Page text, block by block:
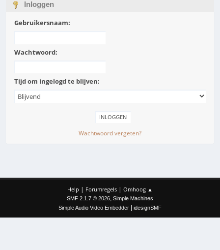
Inloggen
Gebruikersnaam:
Wachtwoord:
Tijd om ingelogd te blijven:
Wachtwoord vergeten?
Help | Forumregels | Omhoog ▲
SMF 2.1.7 © 2026, Simple Machines
Simple Audio Video Embedder
idesignSMF